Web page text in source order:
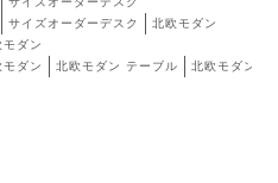
サイズオーダーデスク
北欧モダン
モダン
モダン 北欧モダン テーブル
北欧モダン ダ